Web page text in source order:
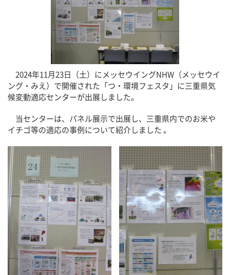
2024年11月23日（土）にメッセウイングNHW（メッセウイ
ング・みえ）で開催された「つ・環境フェスタ」に三重県気
候変動適応センターが出展しました。
当センターは、パネル展示で出展し、三重県内でのお米や
イチゴ等の適応の事例について紹介しました 。